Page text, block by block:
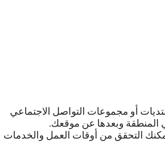
أو مجموعات التواصل الاجتماعي
المنطقة وبعدها عن موقعك.
التحقق من أوقات العمل والخدمات